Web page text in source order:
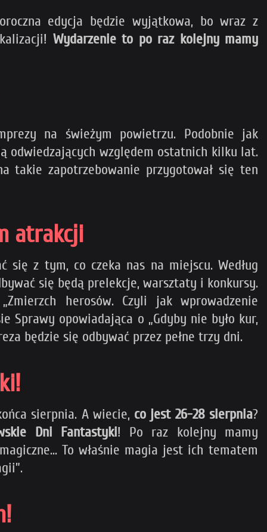
edycja będzie wyjątkowa, bo wraz z
Wydarzenie to po raz kolejny mamy
na świeżym powietrzu. Podobnie jak
odwiedzających względem ostatnich kilku lat.
takie zapotrzebowanie przygotował się ten
atrakcji
się z tym, co czeka nas na miejscu. Według
się będą prelekcje, warsztaty i konkursy.
herosów. Czyli jak wprowadzenie
opowiadająca o „Gdyby nie było kur,
będzie się odbywać przez pełne trzy dni.
sierpnia. A wiecie,co jest 26-28 sierpnia?
Dni Fantastyki! Po raz kolejny mamy
To właśnie magia jest ich tematem